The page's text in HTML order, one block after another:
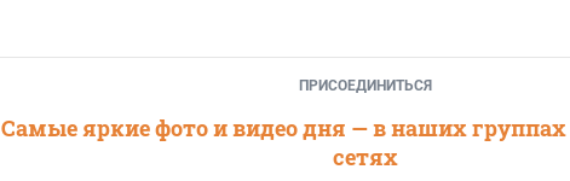
ПРИСОЕДИНИТЬСЯ
Самые яркие фото и видео дня — в наших
сетях